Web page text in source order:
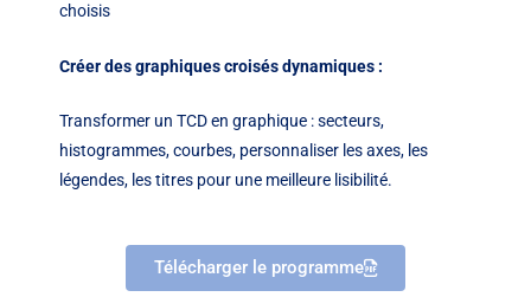
choisis
Créer des graphiques croisés dynamiques :
Transformer un TCD en graphique : secteurs,
histogrammes, courbes, personnaliser les axes, les
légendes, les titres pour une meilleure lisibilité.
Télécharger le programme